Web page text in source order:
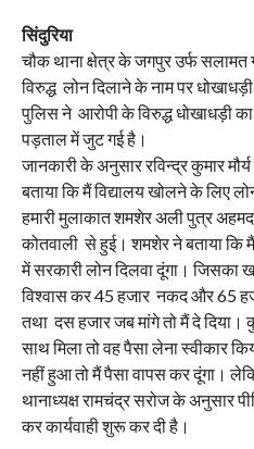
सिंदुरिया
चौक थाना क्षेत्र के जगपुर उर्फ
विरुद्ध लोन दिलाने के नाम पर
पुलिस ने आरोपी के विरुद्ध धोखाधड़ी
पड़ताल में जुट गई है।
जानकारी के अनुसार रविन्द्र कुमार
बताया कि मैं विद्यालय खोलने के लिए
हमारी मुलाकात शमशेर अली पुत्र अहमद
कोतवाली से हुई। शमशेर ने बताया
में सरकारी लोन दिलवा दूंगा। जिसका
विश्वास कर 45 हजार नकद और 65
तथा दस हजार जब मांगे तो मैं दे
साथ मिला तो वह पैसा लेना स्वीकार
नहीं हुआ तो मैं पैसा वापस कर दूंगा।
थानाध्यक्ष रामचंद्र सरोज के अनुसार
कर कार्यवाही शुरू कर दी है।